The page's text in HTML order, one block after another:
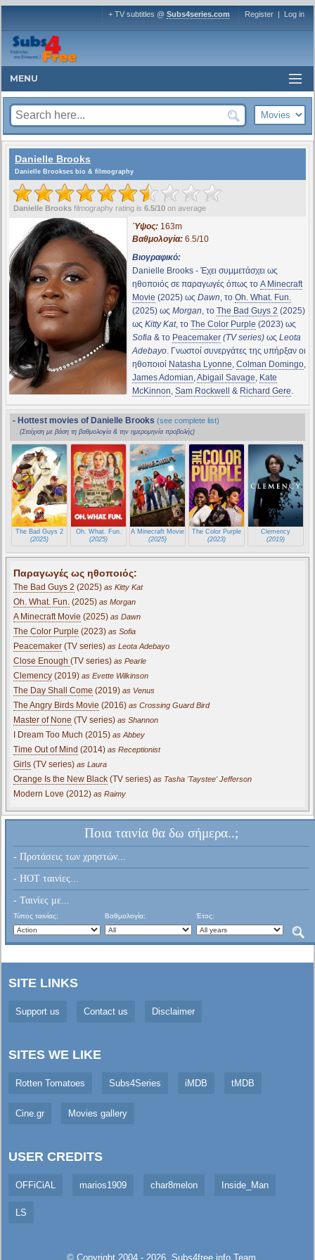
+ TV subtitles @ Subs4series.com Register | Log in
MENU
Danielle Brooks
Danielle Brookses bio & filmography
Danielle Brooks filmography rating is 6.5/10 on average
Ύψος:163m
Βαθμολογία:6.5/10
Βιογραφικό:
Danielle Brooks - Έχει συμμετάσχει ως
ηθοποιός σε παραγωγές όπως το A Minecraft
Movie (2025) ως Dawn, το Oh. What. Fun.
(2025) ως Morgan, το The Bad Guys 2 (2025)
ως Kitty Kat, το The Color Purple (2023) ως
Sofia& το Peacemaker (TV series)ως Leota
Adebayo. Γνωστοί συνεργάτες της υπήρξαν οι
ηθοποιοί Natasha Lyonne, Colman Domingo,
James Adomian,Abigail Savage, Kate
McKinnon, Sam Rockwell & Richard Gere.
- Hottest movies of Danielle Brooks (see complete list)
(Στοίχιση με βάση τη βαθμολογία & την ημερομηνία προβολής)
The Bad Guys 2
(2025)
Oh. What. Fun.
(2025)
A Minecraft Movie
(2025)
The Color Purple
(2023)
Clemency
(2019)
Παραγωγές ως ηθοποιός:
The Bad Guys 2 (2025) as Kitty Kat
Oh. What. Fun. (2025) as Morgan
A Minecraft Movie (2025) as Dawn
The Color Purple (2023) as Sofia
Peacemaker (TV series) as Leota Adebayo
Close Enough (TV series) as Pearle
Clemency (2019) as Evette Wilkinson
The Day Shall Come (2019) as Venus
The Angry Birds Movie (2016) as Crossing Guard Bird
Master of None (TV series) as Shannon
I Dream Too Much (2015) as Abbey
Time Out of Mind (2014) as Receptionist
Girls (TV series) as Laura
Orange Is the New Black (TV series) as Tasha 'Taystee' Jefferson
Modern Love (2012) as Raimy
Ποια ταινία θα δω σήμερα..;
- Προτάσεις των χρηστών...
- HOT ταινίες...
- Ταινίες με...
Τύπος ταινίας: Βαθμολογία: Έτος:
SITE LINKS
Support us Contact us Disclaimer
SITES WE LIKE
Rotten Tomatoes Subs4Series iMDB tMDB
Cine.gr Movies gallery
USER CREDITS
OFFiCiAL marios1909 char8melon Inside_Man
LS
© Copyright 2004 - 2026, Subs4free.infoTeam